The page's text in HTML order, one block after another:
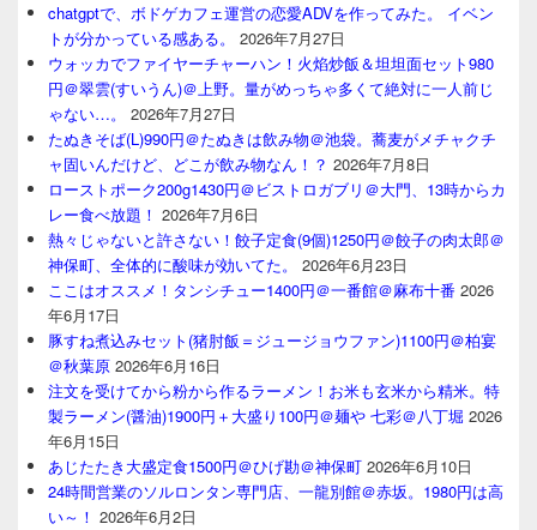
chatgptで、ボドゲカフェ運営の恋愛ADVを作ってみた。 イベン
トが分かっている感ある。
2026年7月27日
ウォッカでファイヤーチャーハン！火焰炒飯＆坦坦面セット980
円＠翠雲(すいうん)＠上野。量がめっちゃ多くて絶対に一人前じ
ゃない…。
2026年7月27日
たぬきそば(L)990円＠たぬきは飲み物＠池袋。蕎麦がメチャクチ
ャ固いんだけど、どこが飲み物なん！？ 2026年7月8日
ローストポーク200g1430円＠ビストロガブリ＠大門、13時からカ
レー食べ放題！ 2026年7月6日
熱々じゃないと許さない！餃子定食(9個)1250円＠餃子の肉太郎＠
神保町、全体的に酸味が効いてた。
2026年6月23日
ここはオススメ！タンシチュー1400円＠一番館＠麻布十番 2026
年6月17日
豚すね煮込みセット(猪肘飯＝ジュージョウファン)1100円＠柏宴
＠秋葉原 2026年6月16日
注文を受けてから粉から作るラーメン！お米も玄米から精米。特
製ラーメン(醤油)1900円＋大盛り100円＠麺や 七彩＠八丁堀 2026
年6月15日
あじたたき大盛定食1500円＠ひげ勘＠神保町 2026年6月10日
24時間営業のソルロンタン専門店、一龍別館＠赤坂。1980円は高
い～！ 2026年6月2日